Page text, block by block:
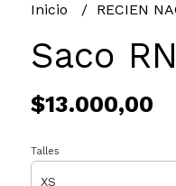
Inicio RECIEN
Saco
$13.000,00
Talles